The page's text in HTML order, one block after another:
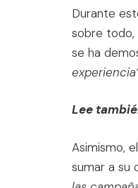
Durante
sobre todo,
se ha
Lee
Asimismo,
sumar a su